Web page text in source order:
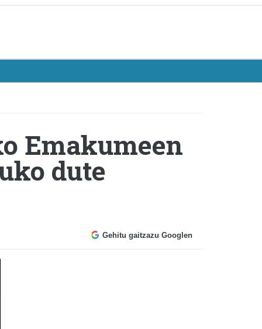
Emakumeen
dute
Gehitu gaitzazu Googlen